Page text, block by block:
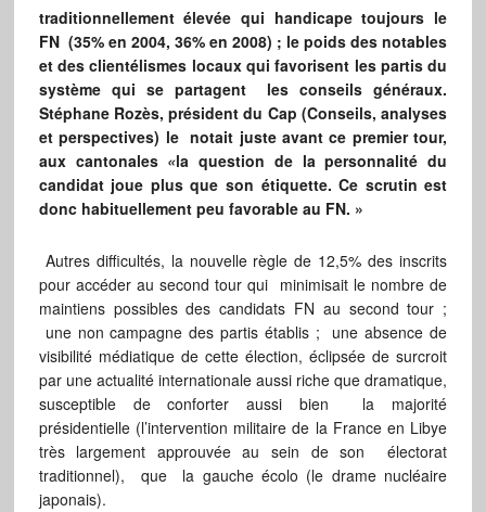
traditionnellement élevée qui handicape toujours le
FN (35% en 2004, 36% en 2008) ; le poids des notables
et des clientélismes locaux qui favorisent les partis du
système qui se partagent les conseils généraux.
Stéphane Rozès, président du Cap (Conseils, analyses
et perspectives) le notait juste avant ce premier tour,
aux cantonales «la question de la personnalité du
candidat joue plus que son étiquette. Ce scrutin est
donc habituellement peu favorable au FN. »
Autres difficultés, la nouvelle règle de 12,5% des inscrits
pour accéder au second tour qui minimisait le nombre de
maintiens possibles des candidats FN au second tour ;
une non campagne des partis établis ; une absence de
visibilité médiatique de cette élection, éclipsée de surcroit
par une actualité internationale aussi riche que dramatique,
susceptible de conforter aussi bien la majorité
présidentielle (l’intervention militaire de la France en Libye
très largement approuvée au sein de son électorat
traditionnel), que la gauche écolo (le drame nucléaire
japonais).